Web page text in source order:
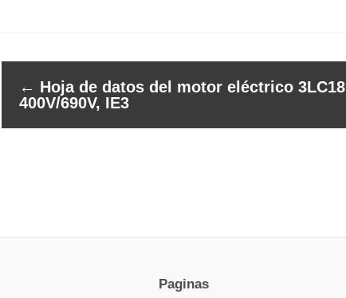
← Hoja de datos del motor eléctrico
400V/690V, IE3
Paginas